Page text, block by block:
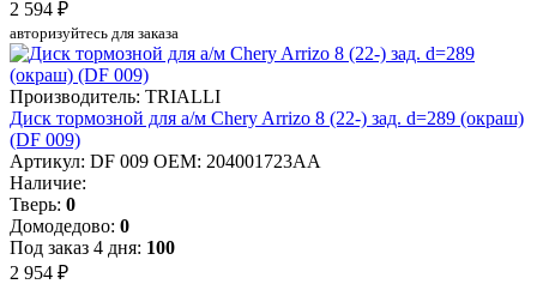
2 594 ₽
авторизуйтесь для заказа
Производитель: TRIALLI
Диск тормозной для а/м Chery Arrizo 8 (22-) зад. d=289 (окраш)
(DF 009)
Артикул: DF 009 OEM: 204001723AA
Наличие:
Тверь: 0
Домодедово: 0
Под заказ 4 дня: 100
2 954 ₽